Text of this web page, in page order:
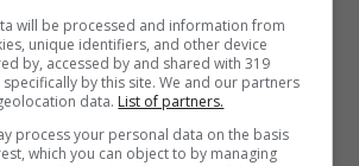
perché non sarà
strapparlo al club francese,
stagione parteciperà
League.
will be processed and information from
unique identifiers, and other device
by, accessed by and shared with 319
by this site. We and our partners
data. List of partners.
process your personal data on the basis
which you can object to by managing